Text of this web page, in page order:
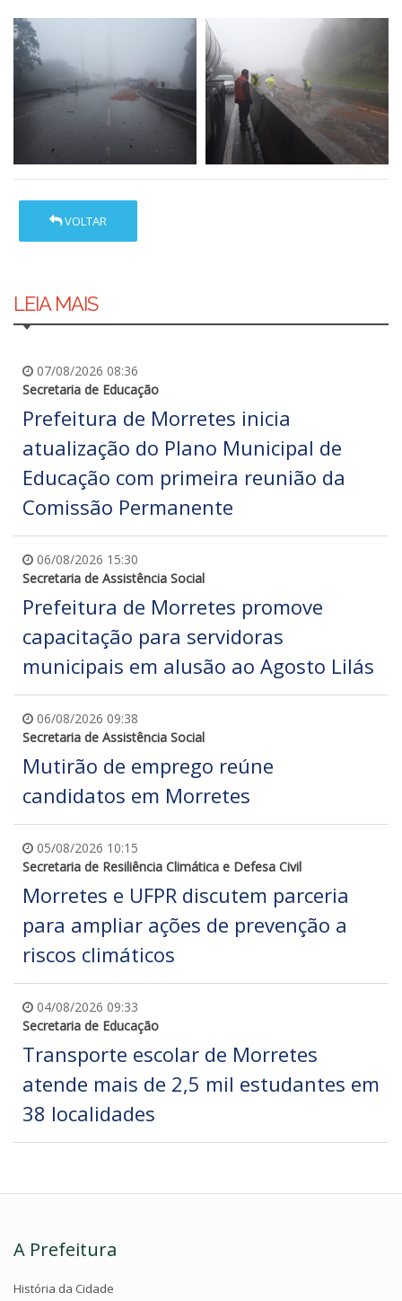
VOLTAR
LEIA MAIS
07/08/2026 08:36
Secretaria de Educação
Prefeitura de Morretes inicia
atualização do Plano Municipal de
Educação com primeira reunião da
Comissão Permanente
06/08/2026 15:30
Secretaria de Assistência Social
Prefeitura de Morretes promove
capacitação para servidoras
municipais em alusão ao Agosto Lilás
06/08/2026 09:38
Secretaria de Assistência Social
Mutirão de emprego reúne
candidatos em Morretes
05/08/2026 10:15
Secretaria de Resiliência Climática e Defesa Civil
Morretes e UFPR discutem parceria
para ampliar ações de prevenção a
riscos climáticos
04/08/2026 09:33
Secretaria de Educação
Transporte escolar de Morretes
atende mais de 2,5 mil estudantes em
38 localidades
A Prefeitura
História da Cidade